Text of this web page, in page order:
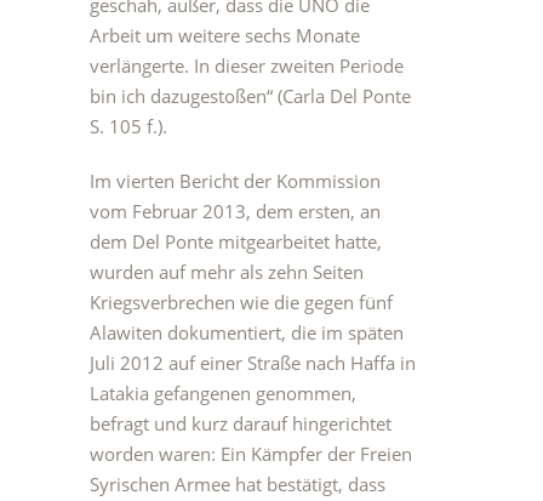
geschah, außer, dass die UNO die
Arbeit um weitere sechs Monate
verlängerte. In dieser zweiten Periode
bin ich dazugestoßen“ (Carla Del Ponte
S. 105 f.).
Im vierten Bericht der Kommission
vom Februar 2013, dem ersten, an
dem Del Ponte mitgearbeitet hatte,
wurden auf mehr als zehn Seiten
Kriegsverbrechen wie die gegen fünf
Alawiten dokumentiert, die im späten
Juli 2012 auf einer Straße nach Haffa in
Latakia gefangenen genommen,
befragt und kurz darauf hingerichtet
worden waren: Ein Kämpfer der Freien
Syrischen Armee hat bestätigt, dass